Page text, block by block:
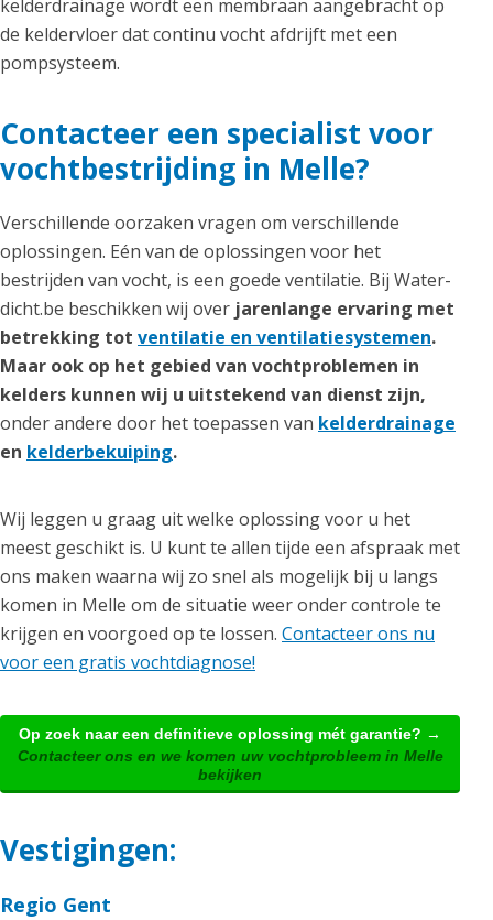
kelderdrainage wordt een membraan aangebracht op
de keldervloer dat continu vocht afdrijft met een
pompsysteem.
Contacteer een specialist voor
vochtbestrijding in Melle?
Verschillende oorzaken vragen om verschillende
oplossingen. Eén van de oplossingen voor het
bestrijden van vocht, is een goede ventilatie. Bij Water-
dicht.be beschikken wij over jarenlange ervaring met
betrekking tot ventilatie en ventilatiesystemen.
Maar ook op het gebied van vochtproblemen in
kelders kunnen wij u uitstekend van dienst zijn,
onder andere door het toepassen van kelderdrainage
en kelderbekuiping.
Wij leggen u graag uit welke oplossing voor u het
meest geschikt is. U kunt te allen tijde een afspraak met
ons maken waarna wij zo snel als mogelijk bij u langs
komen in Melle om de situatie weer onder controle te
krijgen en voorgoed op te lossen. Contacteer ons nu
voor een gratis vochtdiagnose!
Op zoek naar een definitieve oplossing mét garantie? →
Contacteer ons en we komen uw vochtprobleem in Melle
bekijken
Vestigingen:
Regio Gent